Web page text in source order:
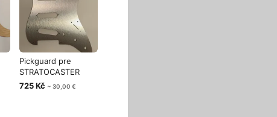
Pickguard pre
STRATOCASTER
brúsený hliník
725 Kč ~ 30,00 €